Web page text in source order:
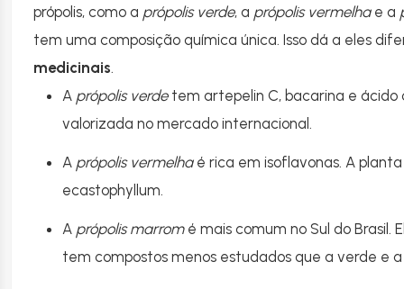
própolis, como a própolis verde, a própolis vermelhae a
tem uma composição química única. Isso dá a eles
medicinais.
A própolis verdetem artepelin C, bacarina e ácido
valorizada no mercado internacional.
A própolis vermelhaé rica em isoflavonas. A
ecastophyllum.
A própolis marromé mais comum no Sul do Brasil.
tem compostos menos estudados que a verde e